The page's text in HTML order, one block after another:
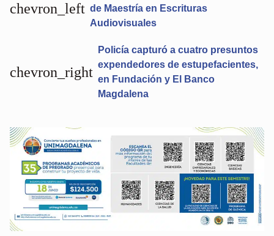
chevron_left de Maestría en Escrituras
Audiovisuales
Policía capturó a cuatro presuntos
expendedores de estupefacientes,
en Fundación y El Banco
Magdalena
chevron_right